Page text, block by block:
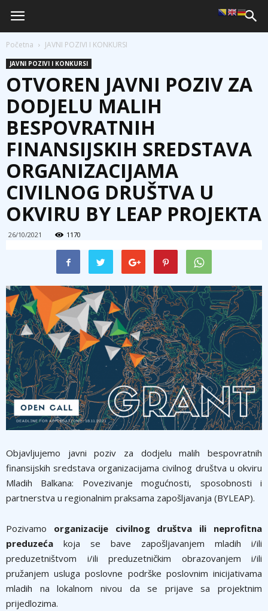
Početna JAVNI POZIVI I KONKURSI
JAVNI POZIVI I KONKURSI
OTVOREN JAVNI POZIV ZA
DODJELU MALIH
BESPOVRATNIH
FINANSIJSKIH SREDSTAVA
ORGANIZACIJAMA
CIVILNOG DRUŠTVA U
OKVIRU BY LEAP PROJEKTA
26/10/2021 1170
Objavljujemo javni poziv za dodjelu malih bespovratnih
finansijskih sredstava organizacijama civilnog društva u okviru
Mladih Balkana: Povezivanje mogućnosti, sposobnosti i
partnerstva u regionalnim praksama zapošljavanja (BYLEAP).
Pozivamo organizacije civilnog društva ili neprofitna
preduzeća koja se bave zapošljavanjem mladih i/ili
preduzetništvom i/ili preduzetničkim obrazovanjem i/ili
pružanjem usluga poslovne podrške poslovnim inicijativama
mladih na lokalnom nivou da se prijave sa projektnim
prijedlozima.